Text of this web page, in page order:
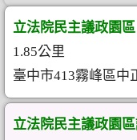
立法院民主議政園區
1.85公里
臺中市413霧峰區中
立法院民主議政園